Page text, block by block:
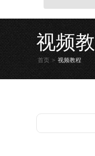
视频
首页 > 视频教程